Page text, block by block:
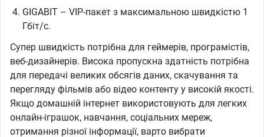
GIGABIT – VIP-пакет з максимальною швидкістю 1
Гбіт/с.
Супер швидкість потрібна для геймерів, програмістів,
веб-дизайнерів. Висока пропускна здатність потрібна
для передачі великих обсягів даних, скачування та
перегляду фільмів або відео контенту у високій якості.
Якщо домашній інтернет використовують для легких
онлайн-іграшок, навчання, соціальних мереж,
отримання різної інформації, варто вибрати